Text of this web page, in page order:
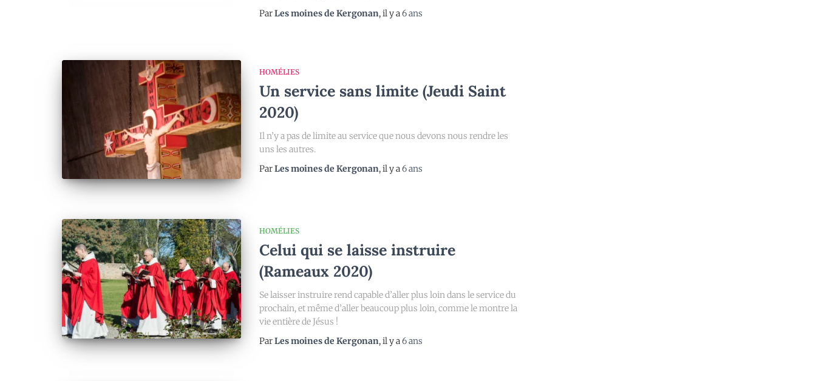
ParLes moines de Kergonan, il y a6 ans
HOMÉLIES
Un service sans limite (Jeudi Saint
2020)
Il n’y a pas de limite au service que nous devons nous rendre les
uns les autres.
ParLes moines de Kergonan, il y a6 ans
HOMÉLIES
Celui qui se laisse instruire
(Rameaux 2020)
Se laisser instruire rend capable d’aller plus loin dans le service du
prochain, et même d’aller beaucoup plus loin, comme le montre la
vie entière de Jésus !
ParLes moines de Kergonan, il y a6 ans